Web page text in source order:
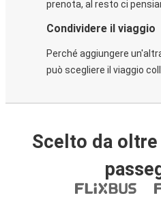
prenota, al resto ci
Condividere il viaggio
Perché aggiungere
può scegliere il viaggio
Scelto da